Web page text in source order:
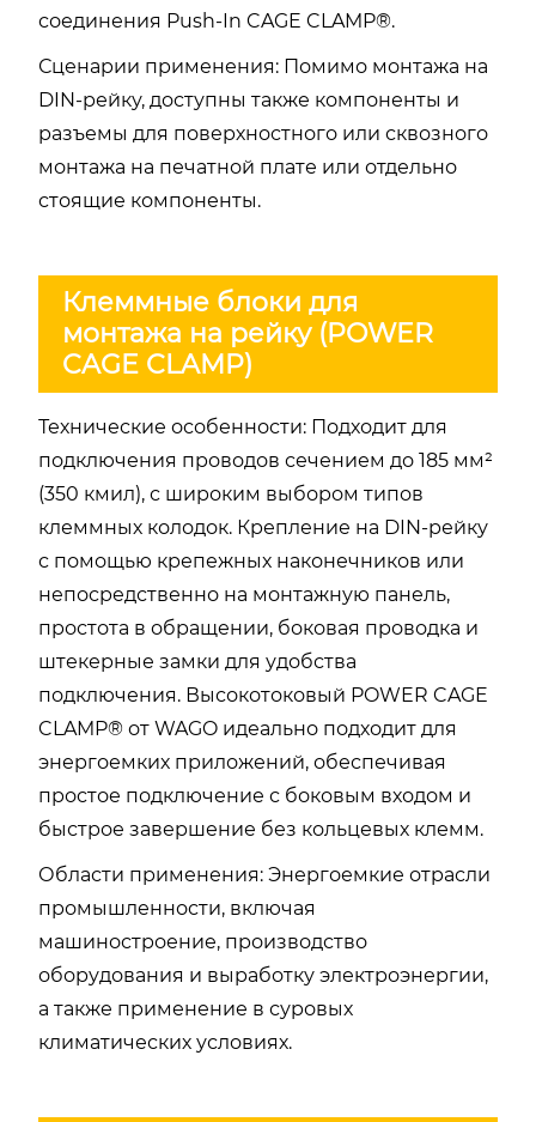
соединения Push-In CAGE CLAMP®.
Сценарии применения: Помимо монтажа на
DIN-рейку, доступны также компоненты и
разъемы для поверхностного или сквозного
монтажа на печатной плате или отдельно
стоящие компоненты.
Клеммные блоки для
монтажа на рейку (POWER
CAGE CLAMP)
Технические особенности: Подходит для
подключения проводов сечением до 185 мм²
(350 кмил), с широким выбором типов
клеммных колодок. Крепление на DIN-рейку
с помощью крепежных наконечников или
непосредственно на монтажную панель,
простота в обращении, боковая проводка и
штекерные замки для удобства
подключения. Высокотоковый POWER CAGE
CLAMP® от WAGO идеально подходит для
энергоемких приложений, обеспечивая
простое подключение с боковым входом и
быстрое завершение без кольцевых клемм.
Области применения: Энергоемкие отрасли
промышленности, включая
машиностроение, производство
оборудования и выработку электроэнергии,
а также применение в суровых
климатических условиях.